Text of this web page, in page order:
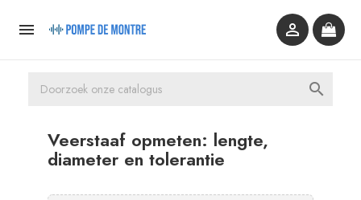
 

Veerstaaf opmeten: lengte,
diameter en tolerantie